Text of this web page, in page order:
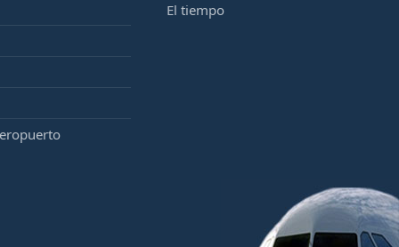
El tiempo